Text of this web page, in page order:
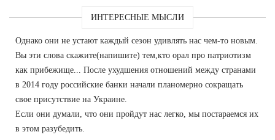
ИНТЕРЕСНЫЕ МЫСЛИ
Однако они не устают каждый сезон удивлять нас чем-то новым.
Вы эти слова скажите(напишите) тем,кто орал про патриотизм
как прибежище... После ухудшения отношений между странами
в 2014 году российские банки начали планомерно сокращать
свое присутствие на Украине.
Если они думали, что они пройдут нас легко, мы постараемся их
в этом разубедить.